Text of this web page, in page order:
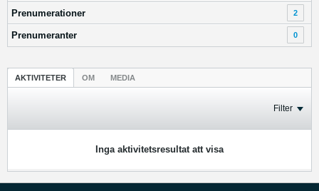
Prenumerationer 2
Prenumeranter 0
AKTIVITETER OM MEDIA
Filter
Inga aktivitetsresultat att visa